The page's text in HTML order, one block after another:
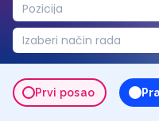
Pozicija
Izaberi način rada
Prvi posao